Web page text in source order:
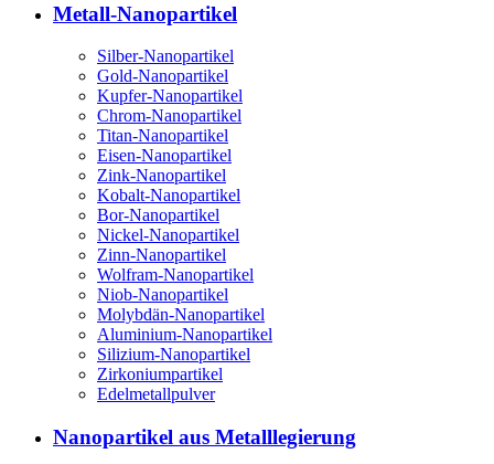
Metall-Nanopartikel
Silber-Nanopartikel
Gold-Nanopartikel
Kupfer-Nanopartikel
Chrom-Nanopartikel
Titan-Nanopartikel
Eisen-Nanopartikel
Zink-Nanopartikel
Kobalt-Nanopartikel
Bor-Nanopartikel
Nickel-Nanopartikel
Zinn-Nanopartikel
Wolfram-Nanopartikel
Niob-Nanopartikel
Molybdän-Nanopartikel
Aluminium-Nanopartikel
Silizium-Nanopartikel
Zirkoniumpartikel
Edelmetallpulver
Nanopartikel aus Metalllegierung